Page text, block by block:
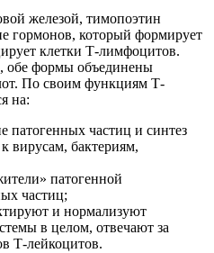
железой, тимопоэтин
гормонов, который формирует
клетки Т-лимфоцитов.
обе формы объединены
По своим функциям Т-
на:
частиц и синтез
вирусам, бактериям,
патогенной
частиц;
и нормализуют
в целом, отвечают за
Т-лейкоцитов.